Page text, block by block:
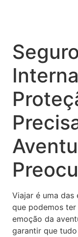
Viajar é uma das
que podemos
emoção da
garantir que